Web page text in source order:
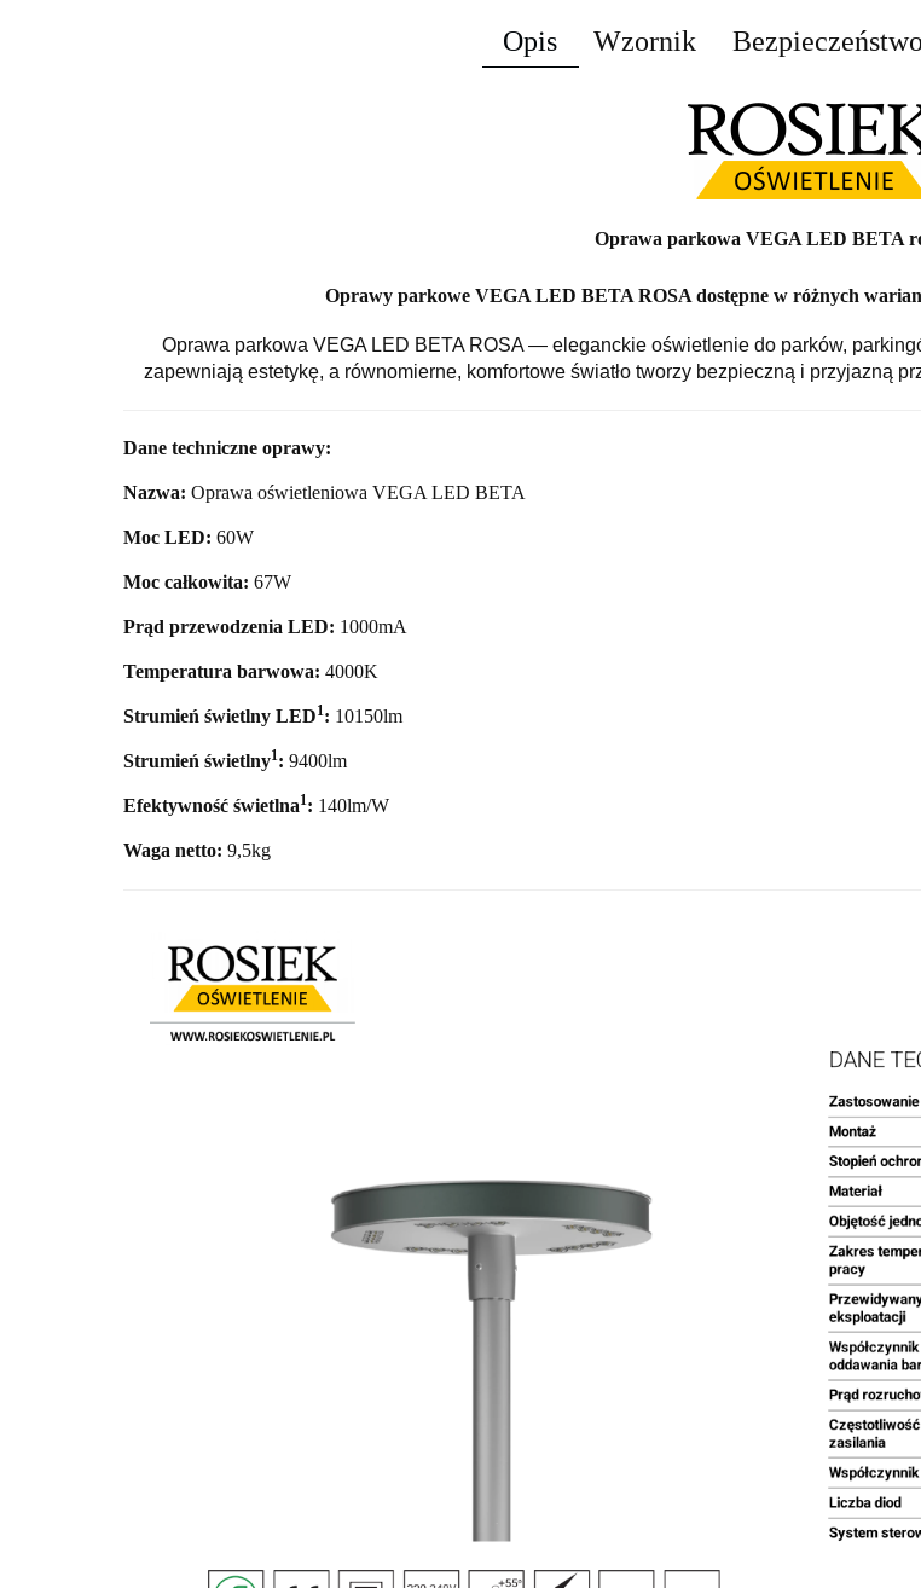
Opis Wzornik Bezpieczeństwo
Oprawa parkowa VEGA LED BETA
Oprawy parkowe VEGA LED BETA ROSA dostępne w różnych
Oprawa parkowa VEGA LED BETA ROSA — eleganckie oświetlenie do parków,
zapewniają estetykę, a równomierne, komfortowe światło tworzy bezpieczną i przyjazną
Dane techniczne oprawy:
Nazwa: Oprawa oświetleniowa VEGA LED BETA
Moc LED: 60W
Moc całkowita: 67W
Prąd przewodzenia LED: 1000mA
Temperatura barwowa: 4000K
Strumień świetlny LED1: 10150lm
Strumień świetlny1: 9400lm
Efektywność świetlna1: 140lm/W
Waga netto: 9,5kg